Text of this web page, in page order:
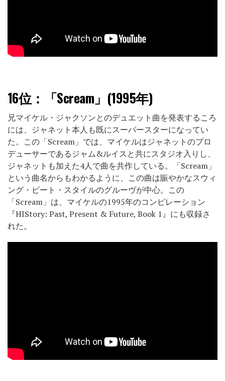
16位： 「Scream」(1995年)
兄マイケル・ジャクソンとのデュエット曲を発表するころ
には、ジャネット本人も既にスーパースターになってい
た。この「Scream」では、マイケルはジャネットのプロ
デューサーであるジャム&ルイスと共にスタジオ入りし、
ジャネットも加えた4人で曲を共作している。「Scream」
という曲名からもわかるように、この曲は賑やかなスウィ
ング・ビート・スタイルのグルーヴが中心。この
「Scream」は、マイケルの1995年のコンピレーション
『HIStory: Past, Present & Future, Book 1』にも収録さ
れた。